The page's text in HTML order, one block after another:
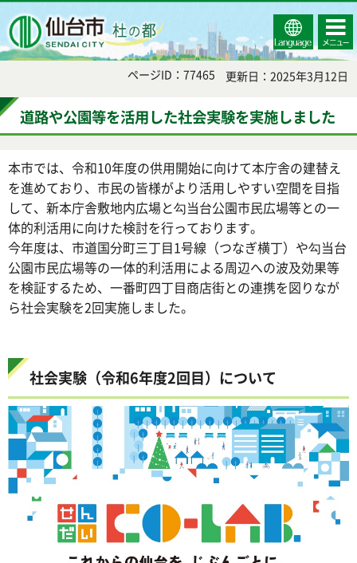
Select
Language
コンテ
ンツメ
ニュー
ページID：77465 更新日：2025年3月12日
道路や公園等を活用した社会実験を実施しました
本市では、令和10年度の供用開始に向けて本庁舎の建替え
を進めており、市民の皆様がより活用しやすい空間を目指
して、新本庁舎敷地内広場と勾当台公園市民広場等との一
体的利活用に向けた検討を行っております。
今年度は、市道国分町三丁目1号線（つなぎ横丁）や勾当台
公園市民広場等の一体的利活用による周辺への波及効果等
を検証するため、一番町四丁目商店街との連携を図りなが
ら社会実験を2回実施しました。
社会実験（令和6年度2回目）について